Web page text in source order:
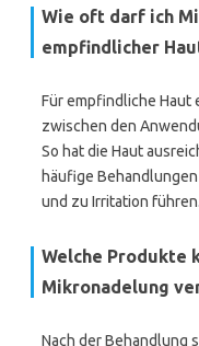
Wie oft darf ich
empfindlicher
Für empfindliche Haut
zwischen den
So hat die Haut
häufige
und zu Irritation führen.
Welche Produkte
Mikronadelung
Nach der Behandlung